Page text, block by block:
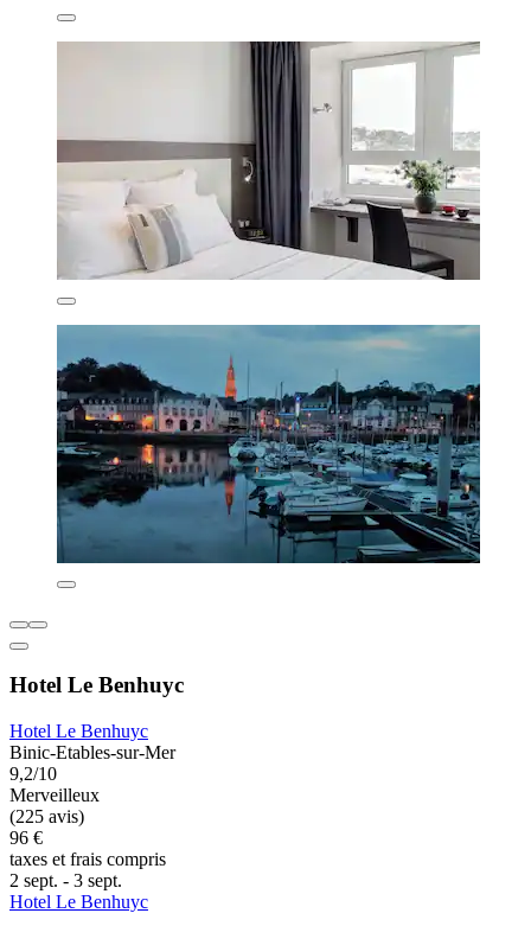
Hotel Le Benhuyc
Hotel Le Benhuyc
Binic-Etables-sur-Mer
9,2/10
Merveilleux
(225 avis)
96 €
taxes et frais compris
2 sept. - 3 sept.
Hotel Le Benhuyc